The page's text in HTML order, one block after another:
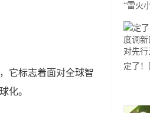
它标志着面对全球智
化。
“雷火
41600
援武汉
敬、
定了